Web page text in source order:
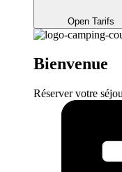
Open Tarifs
Bienvenue
Réserver votre